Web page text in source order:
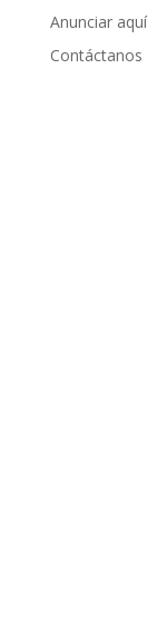
Anunciar aquí
Contáctanos